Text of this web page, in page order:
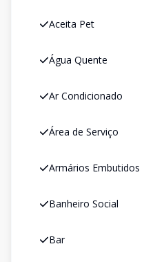
Aceita Pet
Água Quente
Ar Condicionado
Área de Serviço
Armários Embutidos
Banheiro Social
Bar